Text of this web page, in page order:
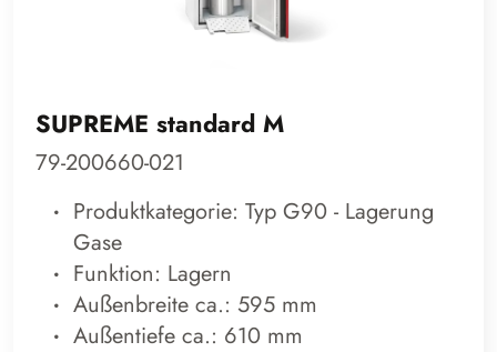
SUPREME standard M
79-200660-021
Produktkategorie: Typ G90 - Lagerung
Gase
Funktion: Lagern
Außenbreite ca.: 595 mm
Außentiefe ca.: 610 mm